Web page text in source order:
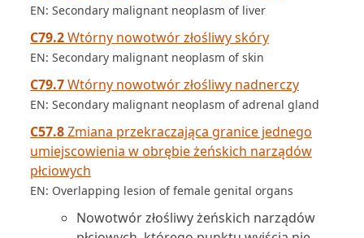
EN: Secondary malignant neoplasm of liver
C79.2Wtórny nowotwór złośliwy skóry
EN: Secondary malignant neoplasm of skin
C79.7Wtórny nowotwór złośliwy nadnerczy
EN: Secondary malignant neoplasm of adrenal gland
C57.8Zmiana przekraczająca granice jednego
umiejscowienia w obrębie żeńskich narządów
płciowych
EN: Overlapping lesion of female genital organs
Nowotwór złośliwy żeńskich narządów